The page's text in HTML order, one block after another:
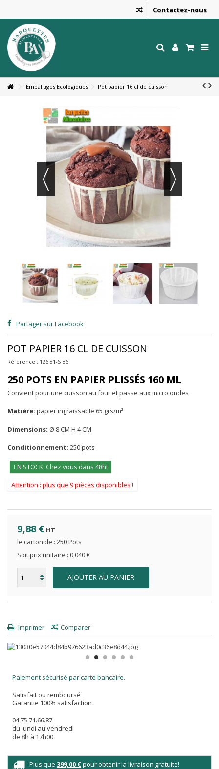
Contactez-nous
Emballages Ecologiques Pot papier 16 cl de cuisson
Partager sur Facebook
POT PAPIER 16 CL DE CUISSON
Référence : 126.81-S B6
250 POTS EN PAPIER PLISSÉS 160 ML
Convient pour une cuisson au four et passe aux micro ondes
Matière: papier ingraissable 65 grs/m²
Dimensions: Ø 8 CM H 4 CM
Conditionnement: 250 pots
EN STOCK, Chez vous dans 48h!
Attention : plus que 9 pièces disponibles !
9,88 € HT
le carton de : 250 Pots
Soit prix unitaire : 0,040 €
AJOUTER AU PANIER
Imprimer Comparer
Paiement sécurisé par carte bancaire.
Satisfait ou remboursé
Garantie 100% satisfaction
04.75.71.66.87
du lundi au vendredi
de 8h à 17h00
Plus que 399,00 €pour obtenir la livraison gratuite!